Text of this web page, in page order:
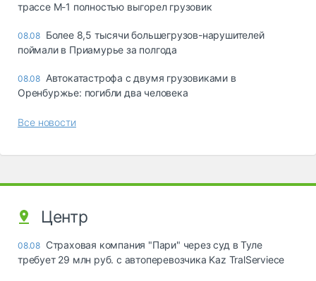
трассе М-1 полностью выгорел грузовик
08.08 Более 8,5 тысячи большегрузов-нарушителей
поймали в Приамурье за полгода
08.08 Автокатастрофа с двумя грузовиками в
Оренбуржье: погибли два человека
Все новости
Центр
08.08 Страховая компания "Пари" через суд в Туле
требует 29 млн руб. с автоперевозчика Kaz TralServiece